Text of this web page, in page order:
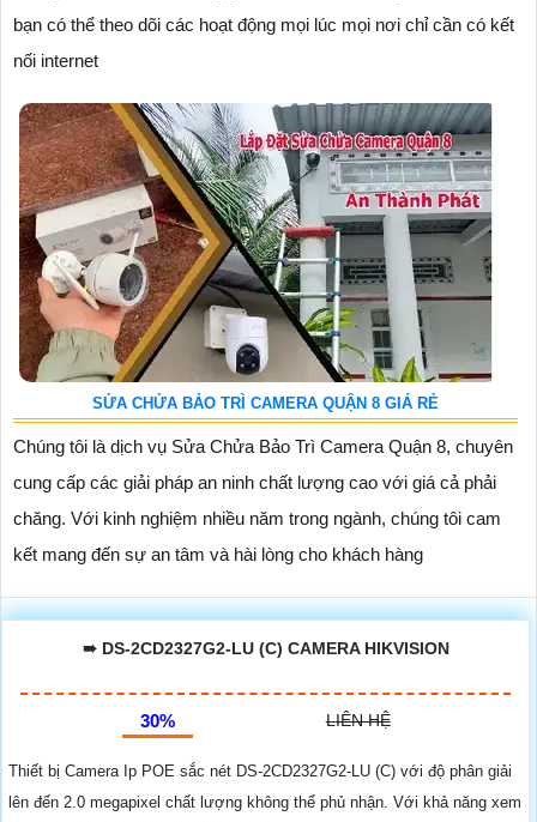
bạn có thể theo dõi các hoạt động mọi lúc mọi nơi chỉ cần có kết
nối internet
SỬA CHỬA BẢO TRÌ CAMERA QUẬN 8 GIÁ RẺ
Chúng tôi là dịch vụ Sửa Chửa Bảo Trì Camera Quận 8, chuyên
cung cấp các giải pháp an ninh chất lượng cao với giá cả phải
chăng. Với kinh nghiệm nhiều năm trong ngành, chúng tôi cam
kết mang đến sự an tâm và hài lòng cho khách hàng
➠ DS-2CD2327G2-LU (C) CAMERA HIKVISION
30% LIÊN HỆ
Thiết bị Camera Ip POE sắc nét DS-2CD2327G2-LU (C) với độ phân giải
lên đến 2.0 megapixel chất lượng không thể phủ nhận. Với khả năng xem